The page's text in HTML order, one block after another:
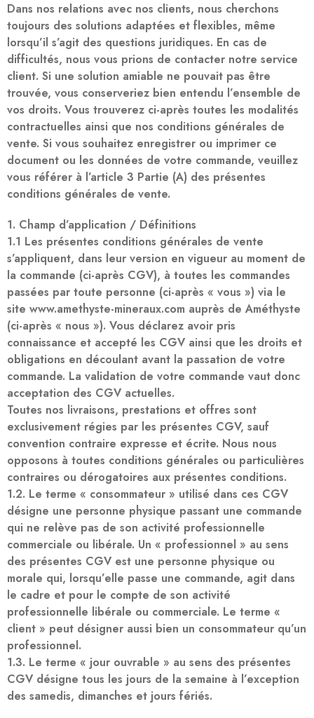
Dans nos relations avec nos clients, nous cherchons
toujours des solutions adaptées et flexibles, même
lorsqu’il s’agit des questions juridiques. En cas de
difficultés, nous vous prions de contacter notre service
client. Si une solution amiable ne pouvait pas être
trouvée, vous conserveriez bien entendu l’ensemble de
vos droits. Vous trouverez ci-après toutes les modalités
contractuelles ainsi que nos conditions générales de
vente. Si vous souhaitez enregistrer ou imprimer ce
document ou les données de votre commande, veuillez
vous référer à l’article 3 Partie (A) des présentes
conditions générales de vente.
1. Champ d’application / Définitions
1.1 Les présentes conditions générales de vente
s’appliquent, dans leur version en vigueur au moment de
la commande (ci-après CGV), à toutes les commandes
passées par toute personne (ci-après « vous ») via le
site www.amethyste-mineraux.com auprès de Améthyste
(ci-après « nous »). Vous déclarez avoir pris
connaissance et accepté les CGV ainsi que les droits et
obligations en découlant avant la passation de votre
commande. La validation de votre commande vaut donc
acceptation des CGV actuelles.
Toutes nos livraisons, prestations et offres sont
exclusivement régies par les présentes CGV, sauf
convention contraire expresse et écrite. Nous nous
opposons à toutes conditions générales ou particulières
contraires ou dérogatoires aux présentes conditions.
1.2. Le terme « consommateur » utilisé dans ces CGV
désigne une personne physique passant une commande
qui ne relève pas de son activité professionnelle
commerciale ou libérale. Un « professionnel » au sens
des présentes CGV est une personne physique ou
morale qui, lorsqu’elle passe une commande, agit dans
le cadre et pour le compte de son activité
professionnelle libérale ou commerciale. Le terme «
client » peut désigner aussi bien un consommateur qu’un
professionnel.
1.3. Le terme « jour ouvrable » au sens des présentes
CGV désigne tous les jours de la semaine à l’exception
des samedis, dimanches et jours fériés.